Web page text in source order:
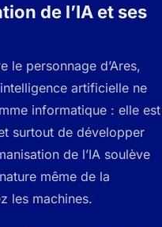
de l’IA et ses
le personnage d’Ares,
artificielle ne
informatique : elle est
surtout de développer
de l’IA soulève
même de la
les machines.